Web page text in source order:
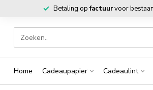
Betaling opfactuurvoor
Home Cadeaupapier Cadeaulint